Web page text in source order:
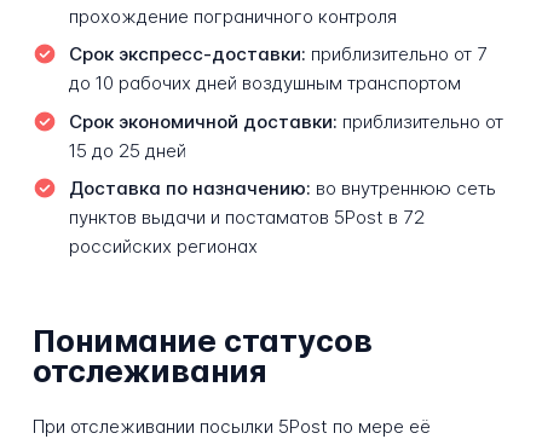
прохождение пограничного контроля
Срок экспресс-доставки: приблизительно от 7
до 10 рабочих дней воздушным транспортом
Срок экономичной доставки: приблизительно от
15 до 25 дней
Доставка по назначению: во внутреннюю сеть
пунктов выдачи и постаматов 5Post в 72
российских регионах
Понимание статусов
отслеживания
При отслеживании посылки 5Post по мере её